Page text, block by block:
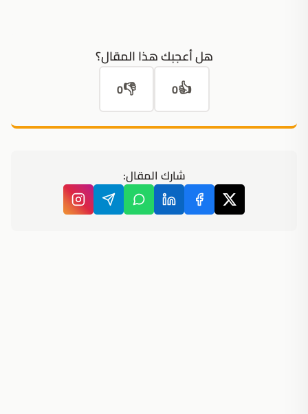
هل أعجبك هذا المقال؟
👍
0
👎
0
شارك المقال: